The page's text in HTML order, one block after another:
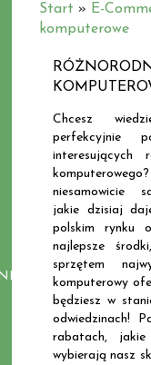
Start » E-
komputerowe
Chcesz
perfekcyjnie
interesujących
niesamowicie
jakie dzisiaj
polskim rynku
najlepsze
sprzętem
komputerowy
będziesz w
odwiedzinach!
rabatach,
wybierają nasz